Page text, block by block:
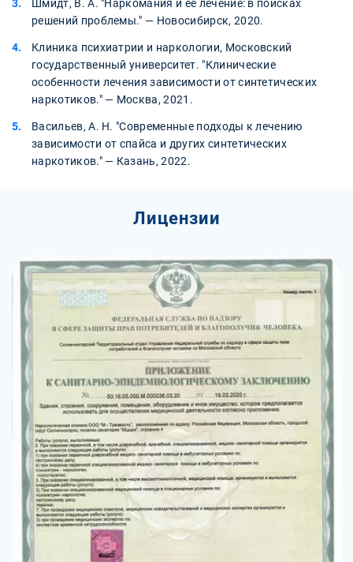
Шмидт, В. А. "Наркомания и её лечение: в поисках
решений проблемы." — Новосибирск, 2020.
Клиника психиатрии и наркологии, Московский
государственный университет. "Клинические
особенности лечения зависимости от синтетических
наркотиков." — Москва, 2021.
Васильев, А. Н. "Современные подходы к лечению
зависимости от спайса и других синтетических
наркотиков." — Казань, 2022.
Лицензии